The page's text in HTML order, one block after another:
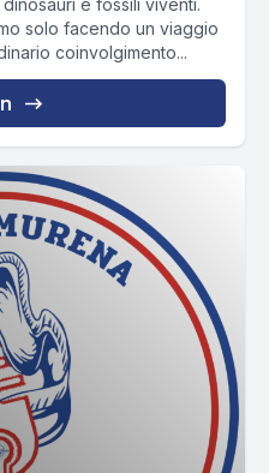
e fossili viventi.
solo facendo un viaggio
coinvolgimento...